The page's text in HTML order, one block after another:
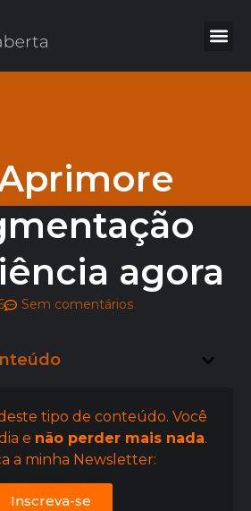
agora
Sem comentários
tipo de conteúdo. Você
e não perder mais nada.
a minha Newsletter:
Inscreva-se